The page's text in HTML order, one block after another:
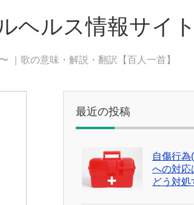
ヘルス情報サイト
｜歌の意味・解説・翻訳【百人一首】
最近の投稿
自傷行為
への対応
どう対処